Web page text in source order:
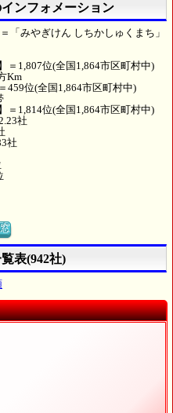
ンフォメーション
「みやぎけん しちかしゅくまち」
＝1,807位(全国1,864市区町村中)
Km
459位(全国1,864市区町村中)
＝1,814位(全国1,864市区町村中)
社
社
表(942社)